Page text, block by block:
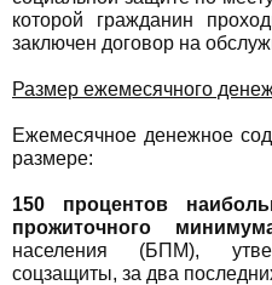
которой гражданин
заключен договор на
Размер ежемесячного
Ежемесячное денежное
размере:
150 процентов
прожиточного
населения (БПМ),
соцзащиты, за два